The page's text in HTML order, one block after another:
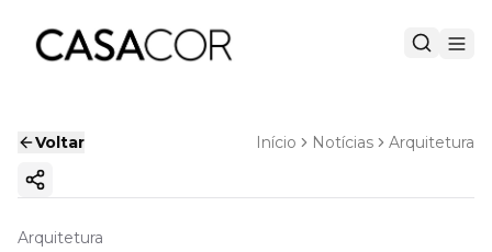
Voltar Início Notícias Arquitetura
Copiar link
Arquitetura